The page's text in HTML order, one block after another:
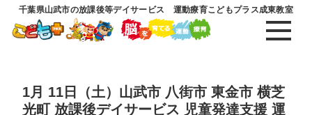
千葉県山武市の放課後等デイサービス 運動療育こどもプラス成東教室
1月 11日（土）山武市 八街市 東金市 横芝
光町 放課後デイサービス 児童発達支援 運